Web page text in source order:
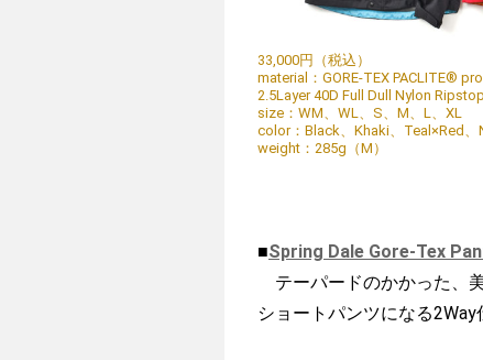
33,000円（税込）
material：GORE-TEX PACLITE®
2.5Layer 40D Full Dull Nylon
size：WM、WL、S、M、L、XL
color：Black、Khaki、​Teal×Red、​
weight：285g（M）
■Spring Dale Gore-Tex
テーパードのかかった、
ショートパンツになる2Way